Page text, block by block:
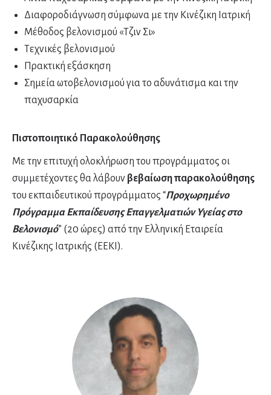
Διαφοροδιάγνωση σύμφωνα με την Κινέζικη Ιατρική
Μέθοδος βελονισμού «Τζιν Σι»
Τεχνικές βελονισμού
Πρακτική εξάσκηση
Σημεία ωτοβελονισμού για το αδυνάτισμα και την
παχυσαρκία
Πιστοποιητικό Παρακολούθησης
Με την επιτυχή ολοκλήρωση του προγράμματος οι
συμμετέχοντες θα λάβουν βεβαίωση παρακολούθησης
του εκπαιδευτικού προγράμματος “Προχωρημένο
Πρόγραμμα Εκπαίδευσης Επαγγελματιών Υγείας στο
Βελονισμό” (20 ώρες) από την Ελληνική Εταιρεία
Κινέζικης Ιατρικής (ΕΕΚΙ).